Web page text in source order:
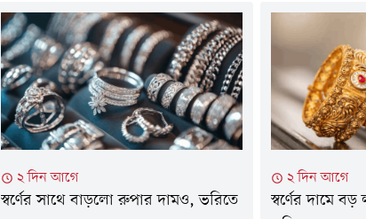
হাজার ২৬৬ টাকা কমিয়ে ভ্যাটসহ ২২ ক্যারেটের এক
ভরি স্বর্ণের দাম ২ লাখ ২৯ হাজার ৬৬৪ টাকা নির্ধারণ
করেছে সংগঠনটি।শুক্রবার (৭ আগস্ট) সকালে এক
বিজ্ঞপ্তিতে এ তথ্য জানিয়েছে বাজুস। নতুন...
করেছেন
বাংলাদেশে নিযুক্ত
মন্ত্রণালয়ে
সম্পর্ক আরও গভীর
সক্ষমতা...
২ দিন আগে
স্বর্ণের সাথে বাড়লো রুপার দামও, ভরিতে
২ দিন আগে
স্বর্ণের দামে